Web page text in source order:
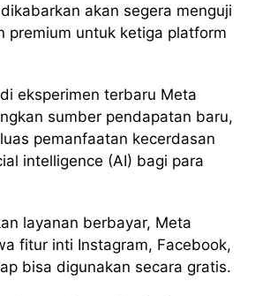
akan segera menguji
premium untuk ketiga platform
eksperimen terbaru Meta
sumber pendapatan baru,
pemanfaatan kecerdasan
intelligence (AI) bagi para
layanan berbayar, Meta
fitur inti Instagram, Facebook,
bisa digunakan secara gratis.